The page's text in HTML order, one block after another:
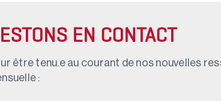
EN CONTACT
être tenu.e au courant de nos nouvelles
: